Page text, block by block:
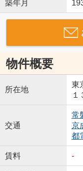
築年月
物件概要
所在地
東
１
交通
常
京
都
賃料 -